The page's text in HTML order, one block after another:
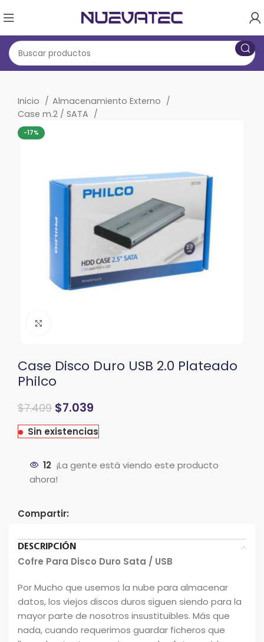
Inicio
Almacenamiento Externo
Case m.2 / SATA
-17%
Case Disco Duro USB 2.0 Plateado
Philco
El
original
$7.409El
actual
$7.039
Sin existencias
12 ¡La gente está viendo este producto
ahora!
Compartir:
DESCRIPCIÓN
Cofre Para Disco Duro Sata / USB
Por Mucho que usemos la nube para almacenar
datos, los viejos discos duros siguen siendo para la
mayor parte de nosotros insustituibles. Más que
nada, cuando requerimos guardar ficheros que